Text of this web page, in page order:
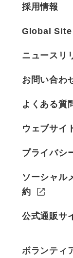
採用情報
Global Site
ニュースリ
お問い合わ
よくある質
ウェブサイ
プライバシ
ソーシャル
約
公式通販サ
ボランティ